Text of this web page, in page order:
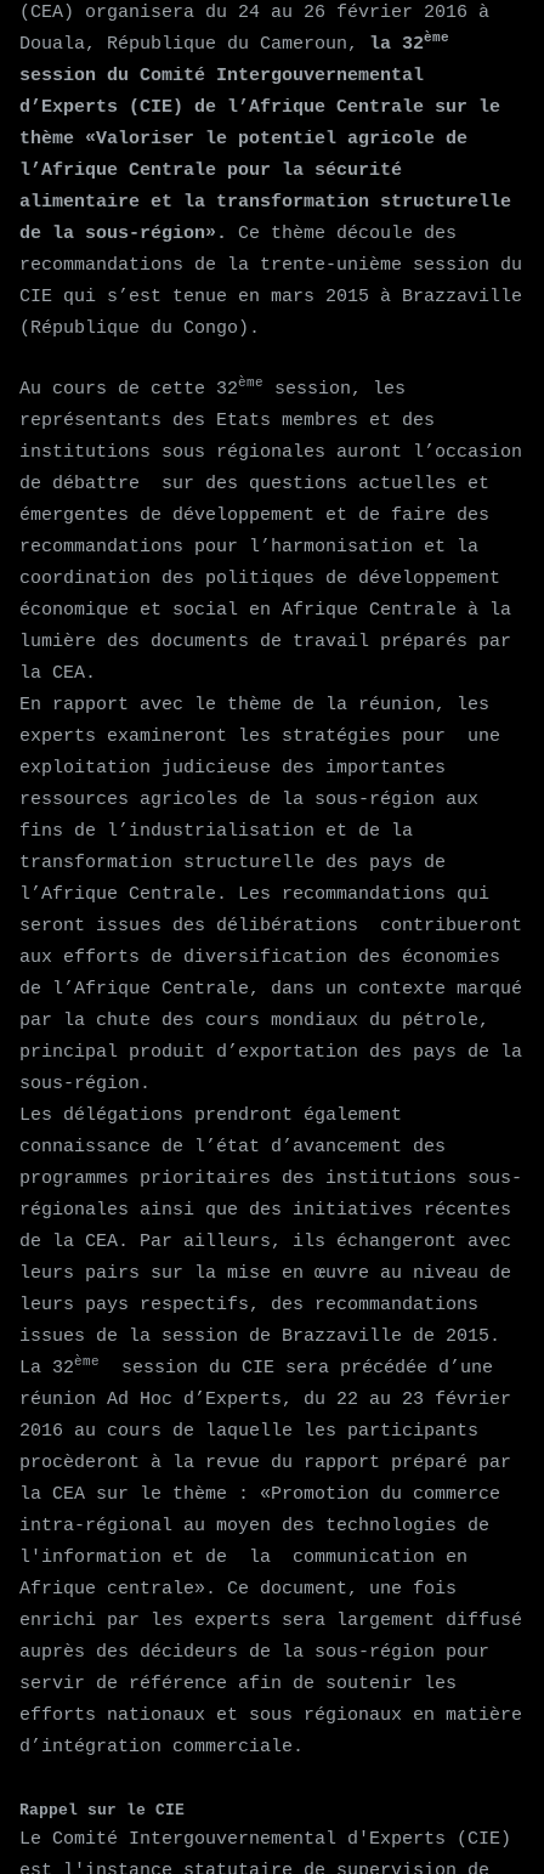
(CEA) organisera du 24 au 26 février 2016 à
Douala, République du Cameroun, la 32ème
session du Comité Intergouvernemental
d’Experts (CIE) de l’Afrique Centrale sur le
thème «Valoriser le potentiel agricole de
l’Afrique Centrale pour la sécurité
alimentaire et la transformation structurelle
de la sous-région».
Ce thème découle des
recommandations de la trente-unième session du
CIE qui s’est tenue en mars 2015 à Brazzaville
(République du Congo).
Au cours de cette 32ème
session, les
représentants des Etats membres et des
institutions sous régionales auront l’occasion
de débattre sur des questions actuelles et
émergentes de développement et de faire des
recommandations pour l’harmonisation et la
coordination des politiques de développement
économique et social en Afrique Centrale à la
lumière des documents de travail préparés par
la CEA.
En rapport avec le thème de la réunion, les
experts examineront les stratégies pour une
exploitation judicieuse des importantes
ressources agricoles de la sous-région aux
fins de l’industrialisation et de la
transformation structurelle des pays de
l’Afrique Centrale. Les recommandations qui
seront issues des délibérations contribueront
aux efforts de diversification des économies
de l’Afrique Centrale, dans un contexte marqué
par la chute des cours mondiaux du pétrole,
principal produit d’exportation des pays de la
sous-région.
Les délégations prendront également
connaissance de l’état d’avancement des
programmes prioritaires des institutions sous-
régionales ainsi que des initiatives récentes
de la CEA. Par ailleurs, ils échangeront avec
leurs pairs sur la mise en œuvre au niveau de
leurs pays respectifs, des recommandations
issues de la session de Brazzaville de 2015.
La 32ème
session du CIE sera précédée d’une
réunion Ad Hoc d’Experts, du 22 au 23 février
2016 au cours de laquelle les participants
procèderont à la revue du rapport préparé par
la CEA sur le thème : «Promotion du commerce
intra-régional au moyen des technologies de
l'information et de la communication en
Afrique centrale». Ce document, une fois
enrichi par les experts sera largement diffusé
auprès des décideurs de la sous-région pour
servir de référence afin de soutenir les
efforts nationaux et sous régionaux en matière
d’intégration commerciale.
Rappel sur le CIE
Le Comité Intergouvernemental d'Experts (CIE)